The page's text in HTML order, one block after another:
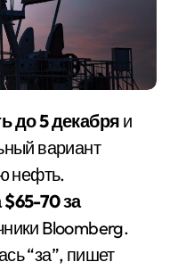
до 5 декабря и
вариант
нефть.
70 за
Bloomberg.
“за”, пишет